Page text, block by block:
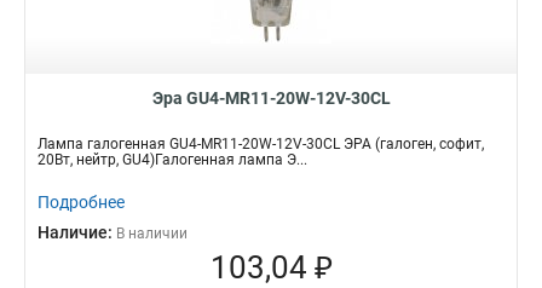
Эра GU4-MR11-20W-12V-30CL
Лампа галогенная GU4-MR11-20W-12V-30CL ЭРА (галоген, софит,
20Вт, нейтр, GU4)Галогенная лампа Э...
Подробнее
Наличие: В наличии
103,04 ₽